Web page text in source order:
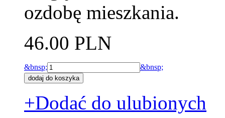
ozdobę mieszkania.
46.00 PLN
&bnsp; &bnsp;
+Dodać do ulubionych